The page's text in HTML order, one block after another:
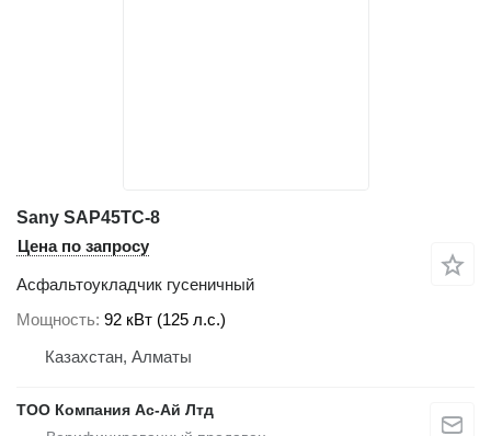
Sany SAP45TC-8
Цена по запросу
Асфальтоукладчик гусеничный
Мощность 92 кВт (125 л.с.)
Казахстан, Алматы
ТОО Компания Ас-Ай Лтд